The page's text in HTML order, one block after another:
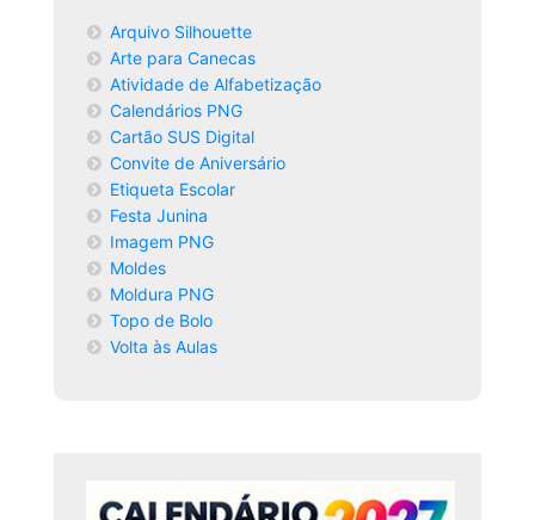
Arquivo Silhouette
Arte para Canecas
Atividade de Alfabetização
Calendários PNG
Cartão SUS Digital
Convite de Aniversário
Etiqueta Escolar
Festa Junina
Imagem PNG
Moldes
Moldura PNG
Topo de Bolo
Volta às Aulas